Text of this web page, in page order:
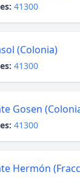
41300
(Colonia)
41300
Gosen
41300
Hermón